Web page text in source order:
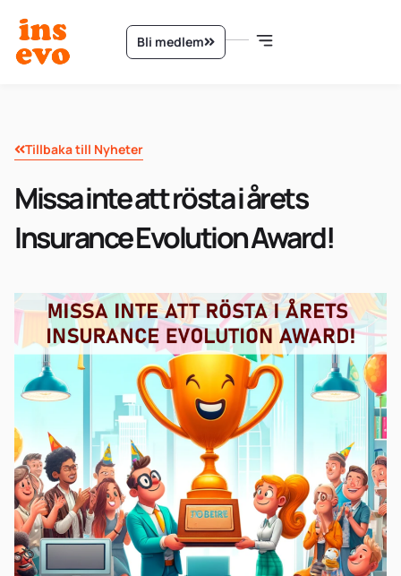
Bli medlem
Tillbaka till Nyheter
Missa inte att rösta i årets
Insurance Evolution Award!